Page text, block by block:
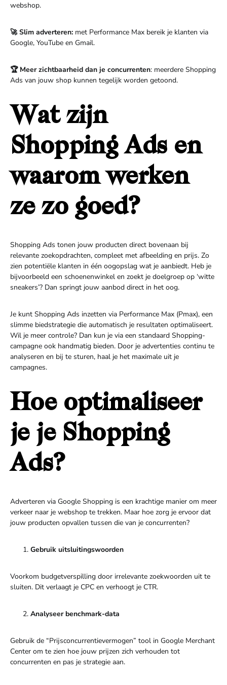
webshop.
🚀 Slim adverteren: met Performance Max bereik je klanten via
Google, YouTube en Gmail.
🏆 Meer zichtbaarheid dan je concurrenten: meerdere Shopping
Ads van jouw shop kunnen tegelijk worden getoond.
Wat zijn
Shopping Ads en
waarom werken
ze zo goed?
Shopping Ads tonen jouw producten direct bovenaan bij
relevante zoekopdrachten, compleet met afbeelding en prijs. Zo
zien potentiële klanten in één oogopslag wat je aanbiedt. Heb je
bijvoorbeeld een schoenenwinkel en zoekt je doelgroep op ‘witte
sneakers’? Dan springt jouw aanbod direct in het oog.
Je kunt Shopping Ads inzetten via Performance Max (Pmax), een
slimme biedstrategie die automatisch je resultaten optimaliseert.
Wil je meer controle? Dan kun je via een standaard Shopping-
campagne ook handmatig bieden. Door je advertenties continu te
analyseren en bij te sturen, haal je het maximale uit je
campagnes.
Hoe optimaliseer
je je Shopping
Ads?
Adverteren via Google Shopping is een krachtige manier om meer
verkeer naar je webshop te trekken. Maar hoe zorg je ervoor dat
jouw producten opvallen tussen die van je concurrenten?
Gebruik uitsluitingswoorden
Voorkom budgetverspilling door irrelevante zoekwoorden uit te
sluiten. Dit verlaagt je CPC en verhoogt je CTR.
Analyseer benchmark-data
Gebruik de “Prijsconcurrentievermogen” tool in Google Merchant
Center om te zien hoe jouw prijzen zich verhouden tot
concurrenten en pas je strategie aan.